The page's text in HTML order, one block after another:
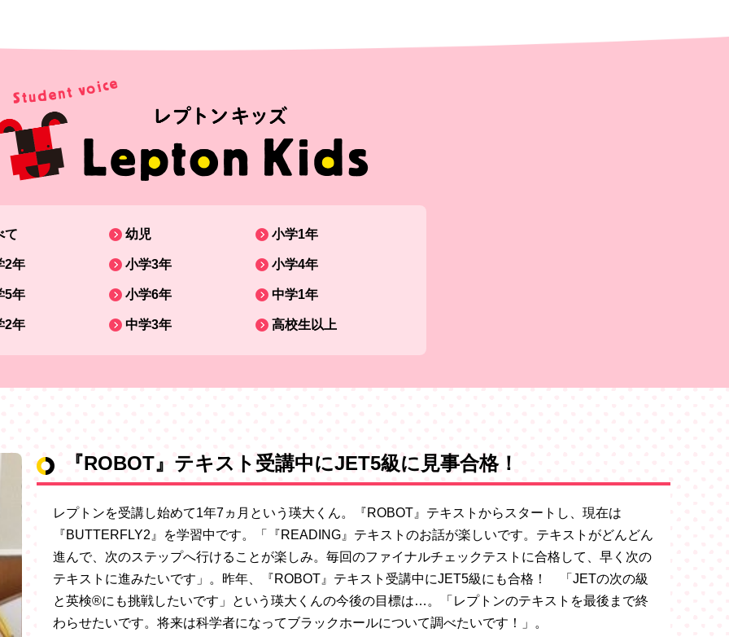
て 幼児 小学1年
2年 小学3年 小学4年
5年 小学6年 中学1年
2年 中学3年 高校生以上
『ROBOT』テキスト受講中にJET5級に見事合格！
レプトンを受講し始めて1年7ヵ月という瑛大くん。『ROBOT』テキストからスタートし、現在は
『BUTTERFLY2』を学習中です。「『READING』テキストのお話が楽しいです。テキストがどんどん
進んで、次のステップへ行けることが楽しみ。毎回のファイナルチェックテストに合格して、早く次の
テキストに進みたいです」。昨年、『ROBOT』テキスト受講中にJET5級にも合格！ 「JETの次の級
と英検®にも挑戦したいです」という瑛大くんの今後の目標は…。「レプトンのテキストを最後まで終
わらせたいです。将来は科学者になってブラックホールについて調べたいです！」。